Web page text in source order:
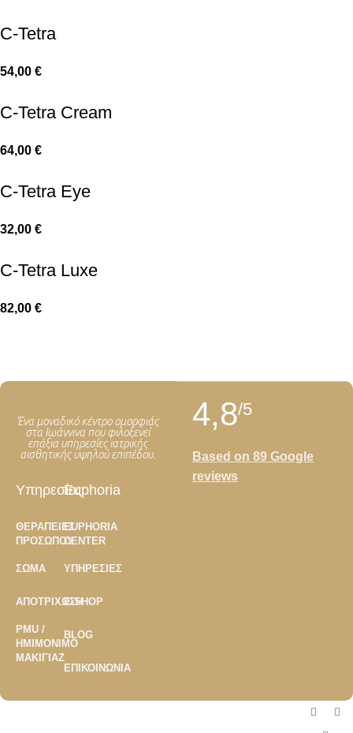
C-Tetra
54,00 €
C-Tetra Cream
64,00 €
C-Tetra Eye
32,00 €
C-Tetra Luxe
82,00 €
Ένα μοναδικό κέντρο ομορφιάς
στα Ιωάννινα που φιλοξενεί
επάξια υπηρεσίες ιατρικής
αισθητικής υψηλού επιπέδου.
Υπηρεσίες
ΘΕΡΑΠΕΊΕΣ
ΠΡΟΣΏΠΟΥ
ΣΏΜΑ
ΑΠΟΤΡΊΧΩΣΗ
PMU /
ΗΜΙΜΌΝΙΜΟ
ΜΑΚΙΓΙΆΖ
Euphoria
EUPHORIA
CENTER
ΥΠΗΡΕΣΊΕΣ
E-SHOP
BLOG
ΕΠΙΚΟΙΝΩΝΊΑ
4,8/5
Based on 89 Google
reviews